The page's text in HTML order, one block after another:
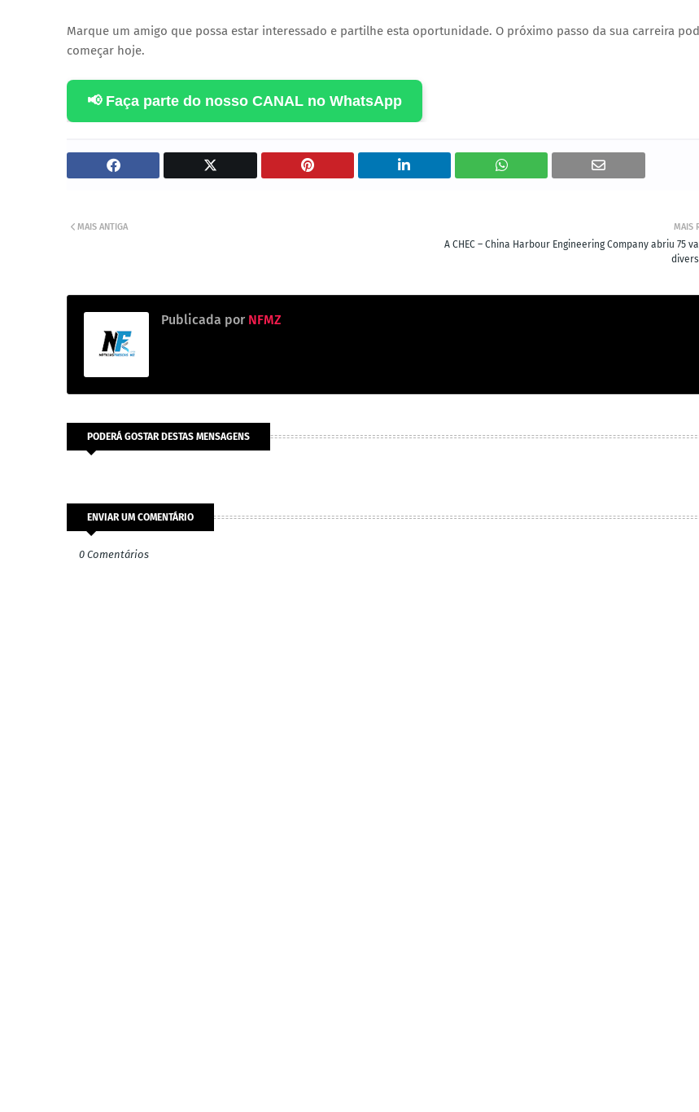
Marque um amigo que possa estar interessado e partilhe esta oportunidade. O próximo passo da sua carreira
começar hoje.
📢 Faça parte do nosso CANAL no WhatsApp
MAIS
A CHEC – China Harbour Engineering Company abriu 75
MAIS ANTIGA
Publicada por NFMZ
PODERÁ GOSTAR DESTAS MENSAGENS
ENVIAR UM COMENTÁRIO
0 Comentários